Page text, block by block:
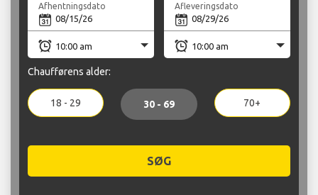
Afhentningsdato Afleveringsdato
Chaufførens alder:
18 - 29 30 - 69 70+
SØG